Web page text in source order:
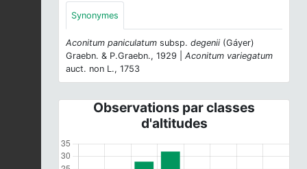
Synonymes
Aconitum paniculatum subsp. degenii (Gáyer)
Graebn. & P.Graebn., 1929 | Aconitum variegatum
auct. non L., 1753
Observations par classes
d'altitudes